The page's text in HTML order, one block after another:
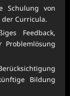
Schulung von
Curricula.
Feedback,
Problemlösung
Bildung